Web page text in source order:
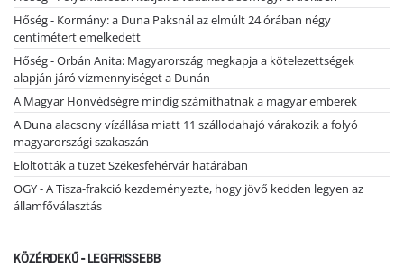
Hőség - Kormány: a Duna Paksnál az elmúlt 24 órában négy
centimétert emelkedett
Hőség - Orbán Anita: Magyarország megkapja a kötelezettségek
alapján járó vízmennyiséget a Dunán
A Magyar Honvédségre mindig számíthatnak a magyar emberek
A Duna alacsony vízállása miatt 11 szállodahajó várakozik a folyó
magyarországi szakaszán
Eloltották a tüzet Székesfehérvár határában
OGY - A Tisza-frakció kezdeményezte, hogy jövő kedden legyen az
államfőválasztás
KÖZÉRDEKŰ - LEGFRISSEBB